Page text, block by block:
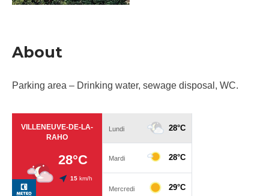
About
Parking area – Drinking water, sewage disposal, WC.